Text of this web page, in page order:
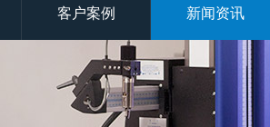
客户案例 新闻资讯